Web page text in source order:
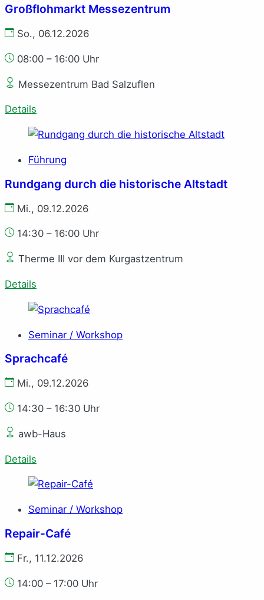
Großflohmarkt Messezentrum
So., 06.12.2026
08:00 – 16:00 Uhr
Messezentrum Bad Salzuflen
Details
Führung
Rundgang durch die historische Altstadt
Mi., 09.12.2026
14:30 – 16:00 Uhr
Therme III vor dem Kurgastzentrum
Details
Seminar / Workshop
Sprachcafé
Mi., 09.12.2026
14:30 – 16:30 Uhr
awb-Haus
Details
Seminar / Workshop
Repair-Café
Fr., 11.12.2026
14:00 – 17:00 Uhr